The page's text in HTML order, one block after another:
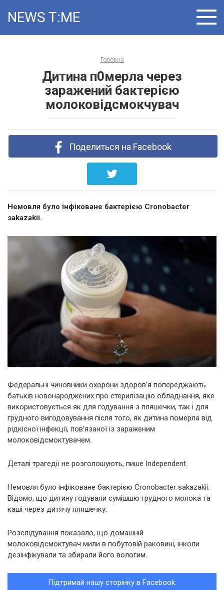
NEWS T:ME
Головна
Дитина п0мерла через
заражений бактерією
молоковідсмокчувач
Поделиться на Facebook
Немовля було інфіковане бактерією Cronobacter
sakazakii.
Федеральні чиновники охорони здоров’я попереджають
батьків новонароджених про стерилізацію обладнання, яке
використовується як для годування з пляшечки, так і для
грудного вигодовування після того, як дитина померла від
рідкісної інфекції, пов’язаної із зараженим
молоковідсмоктувачем.
Деталі трагедії не розголошують, пише Іndependent.
Немовля було інфіковане бактерією Cronobacter sakazakii.
Відомо, що дитину годували сумішшю грудного молока та
каші через дитячу пляшечку.
Розслідування показало, що домашній
молоковідсмоктувач мили в побутовій раковині, інколи
дезінфікували та збирали його вологим.
Підтримай нашу сторінку в Facebook.